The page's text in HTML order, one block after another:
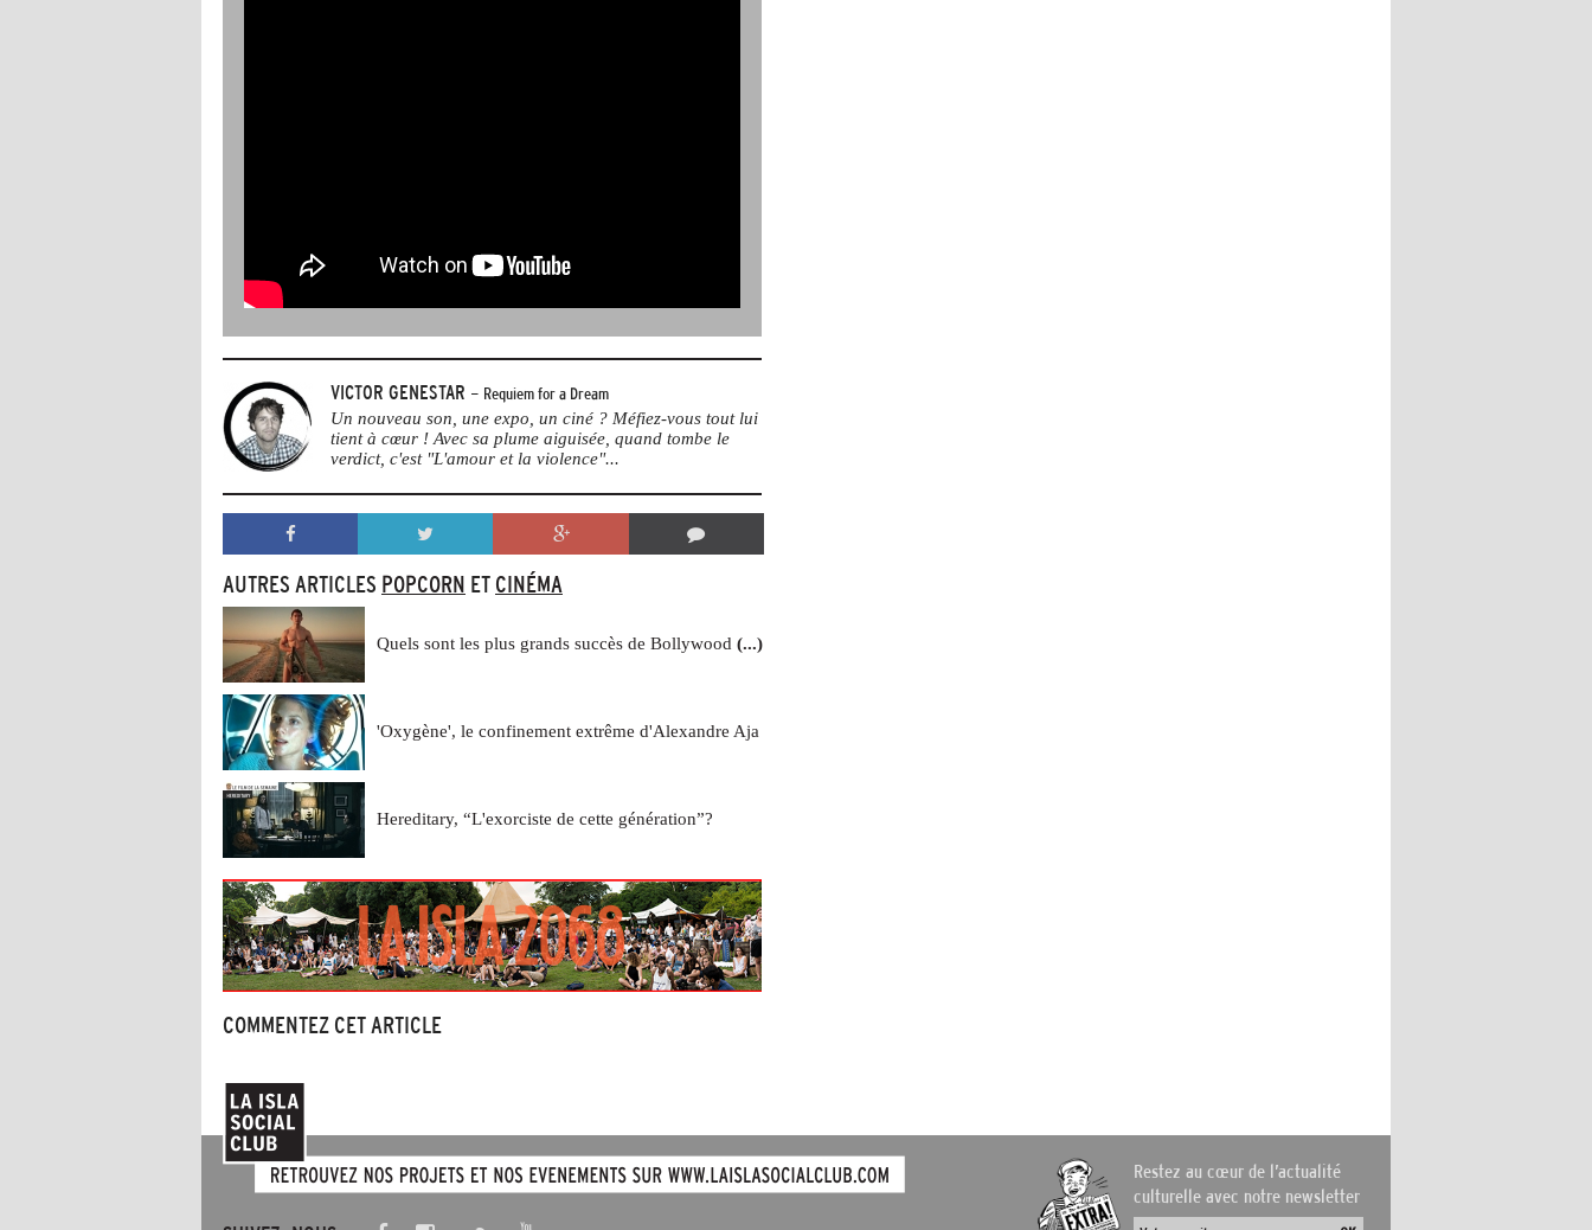
VICTOR GENESTAR - Requiem for a Dream
Un nouveau son, une expo, un ciné ? Méfiez-vous tout lui
tient à cœur ! Avec sa plume aiguisée, quand tombe le
verdict, c'est "L'amour et la violence"...
AUTRES ARTICLES POPCORN ET CINÉMA
Quels sont les plus grands succès de Bollywood (...)
'Oxygène', le confinement extrême d'Alexandre Aja
Hereditary, “L'exorciste de cette génération”?
COMMENTEZ CET ARTICLE
Restez au cœur de l’actualité
culturelle avec notre newsletter